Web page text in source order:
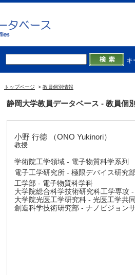
キ
トップページ > 教員個別情報
静岡大学教員データベース - 教員個
小野 行徳 （ONO Yukinori）
教授
学術院工学領域 - 電子物質科学系列
電子工学研究所 - 極限デバイス研究
工学部 - 電子物質科学科
大学院総合科学技術研究科工学専攻
大学院光医工学研究科 - 光医工学共
創造科学技術研究部 - ナノビジョン